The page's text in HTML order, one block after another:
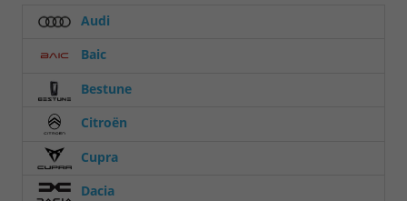
Audi
Baic
Bestune
Citroën
Cupra
Dacia